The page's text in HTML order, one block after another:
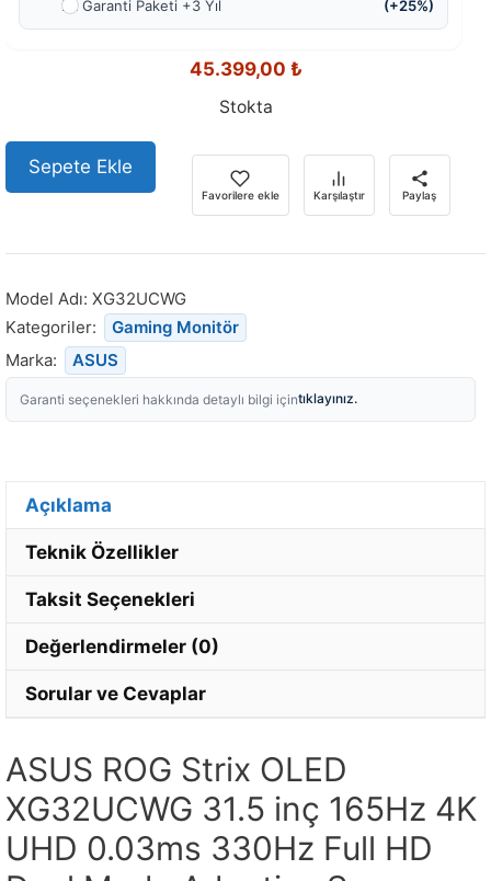
Ek Garanti Paketi +3 Yıl (+25%)
45.399,00 ₺
Stokta
Sepete Ekle
Favorilere ekle Karşılaştır Paylaş
Model Adı: XG32UCWG
Kategoriler:
Gaming Monitör
Marka:
ASUS
Garanti seçenekleri hakkında detaylı bilgi içintıklayınız.
Açıklama
Teknik Özellikler
Taksit Seçenekleri
Değerlendirmeler (0)
Sorular ve Cevaplar
ASUS ROG Strix OLED
XG32UCWG 31.5 inç 165Hz 4K
UHD 0.03ms 330Hz Full HD